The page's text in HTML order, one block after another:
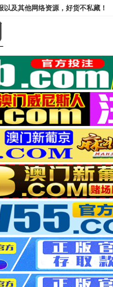
及其他网络资源，好货不私藏！